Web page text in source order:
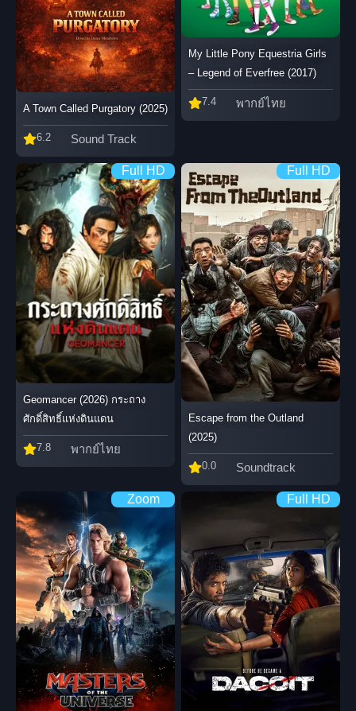
A Town Called Purgatory (2025)
6.2 Sound Track
My Little Pony Equestria Girls
– Legend of Everfree (2017)
7.4 พากย์ไทย
Full HD
Geomancer (2026) กระถาง
ศักดิ์สิทธิ์แห่งดินแดน
7.8 พากย์ไทย
Full HD
Escape from the Outland
(2025)
0.0 Soundtrack
Zoom Full HD